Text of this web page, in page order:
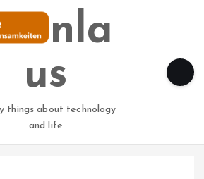
us
things about technology
and life